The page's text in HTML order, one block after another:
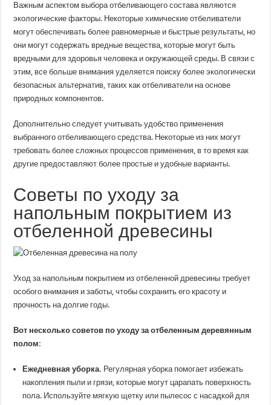
Важным аспектом выбора отбеливающего состава являются
экологические факторы. Некоторые химические отбеливатели
могут обеспечивать более равномерные и быстрые результаты, но
они могут содержать вредные вещества, которые могут быть
вредными для здоровья человека и окружающей среды. В связи с
этим, все больше внимания уделяется поиску более экологически
безопасных альтернатив, таких как отбеливатели на основе
природных компонентов.
Дополнительно следует учитывать удобство применения
выбранного отбеливающего средства. Некоторые из них могут
требовать более сложных процессов применения, в то время как
другие предоставляют более простые и удобные варианты.
Советы по уходу за
напольным покрытием из
отбеленной древесины
Уход за напольным покрытием из отбеленной древесины требует
особого внимания и заботы, чтобы сохранить его красоту и
прочность на долгие годы.
Вот несколько советов по уходу за отбеленным деревянным
полом:
Ежедневная уборка. Регулярная уборка помогает избежать
накопления пыли и грязи, которые могут царапать поверхность
пола. Используйте мягкую щетку или пылесос с насадкой для